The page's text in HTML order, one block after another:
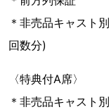
＊非売品キャスト
回数分)
〈特典付A席〉
＊非売品キャスト